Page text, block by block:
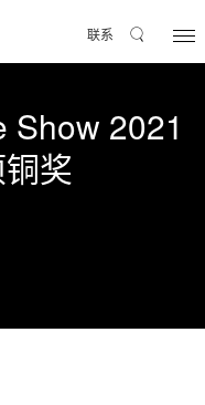
联系
Show 2021
奖